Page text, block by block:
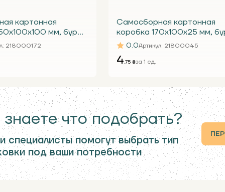
картонная
мм, бурая
: 218000172
Самосборная картонная
коробка 170х100х25 мм,
Т23 Е под телефон
0.0Артикул: 21800045
4.75 ₴за 1 ед.
что подобрать?
специалисты помогут выбрать тип
под ваши потребности